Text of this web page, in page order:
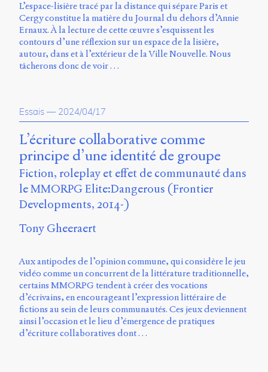
(QC)
J4K
0B7
Canada
ISSN
Sens
public
0.1
(2020/03)
Typographies
Jannon
Storm
et
Muli
de
Vernon
Adams.
Ce
L’espace-lisière tracé par la distance qui sépare Paris et
Cergy constitue la matière du Journal du dehors d’Annie
Ernaux. À la lecture de cette œuvre s’esquissent les
contours d’une réflexion sur un espace de la lisière,
autour, dans et à l’extérieur de la Ville Nouvelle. Nous
tâcherons donc de voir …
Essais — 2024/04/17
L’écriture collaborative comme
principe d’une identité de groupe
Fiction, roleplay et effet de communauté dans
le MMORPG Elite:Dangerous (Frontier
Developments, 2014-)
Tony Gheeraert
Aux antipodes de l’opinion commune, qui considère le jeu
vidéo comme un concurrent de la littérature traditionnelle,
certains MMORPG tendent à créer des vocations
d’écrivains, en encourageant l’expression littéraire de
fictions au sein de leurs communautés. Ces jeux deviennent
ainsi l’occasion et le lieu d’émergence de pratiques
d’écriture collaboratives dont …